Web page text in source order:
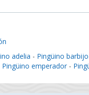
adelia - Pingüino barbijo
Pingüino emperador -